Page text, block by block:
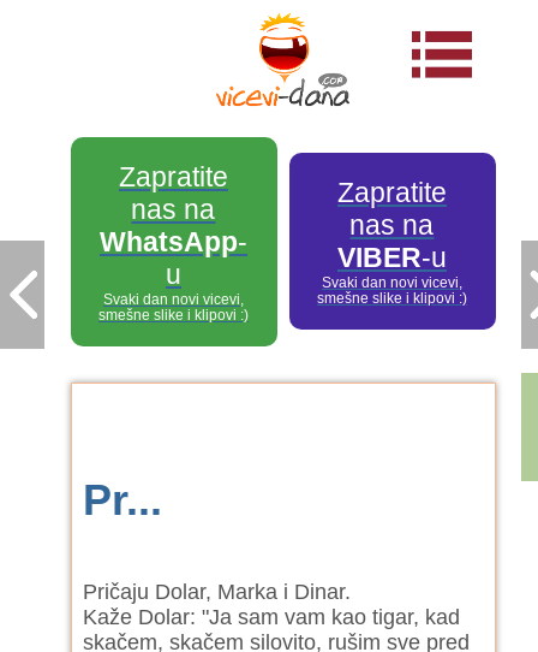
Zapratite
nas na
WhatsApp-
u
Svaki dan novi vicevi,
smešne slike i klipovi :)
Zapratite
nas na
VIBER-u
Svaki dan novi vicevi,
smešne slike i klipovi :)
Pr...
Pričaju Dolar, Marka i Dinar.
Kaže Dolar: "Ja sam vam kao tigar, kad
skačem, skačem silovito, rušim sve pred